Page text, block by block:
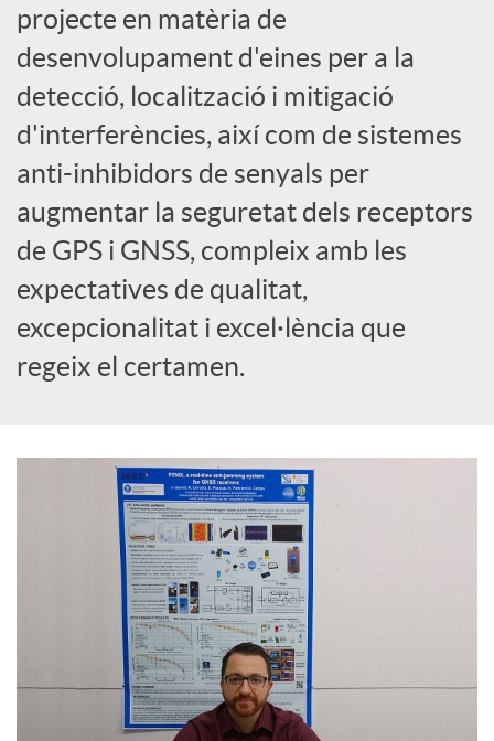
o
r
d
e
c
o
n
projecte en matèria de
desenvolupament d'eines per a la
detecció, localització i mitigació
d'interferències, així com de sistemes
anti-inhibidors de senyals per
augmentar la seguretat dels receptors
de GPS i GNSS, compleix amb les
expectatives de qualitat,
excepcionalitat i excel·lència que
regeix el certamen.